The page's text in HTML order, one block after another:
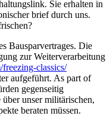
Sie erhalten in
brief durch uns.
Bausparvertrages. Die
zur Weiterverarbeitung
classics/
aufgeführt. As part of
gegenseitig
unser militärischen,
beraten müssen.